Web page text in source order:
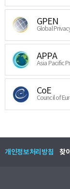
GPEN
Global
APPA
Asia Pacific
CoE
Council of
개인정보처리방침 찾